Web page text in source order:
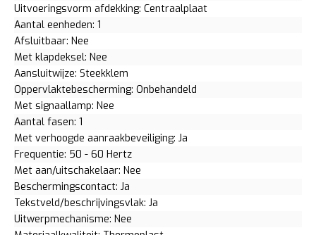
Uitvoeringsvorm afdekking: Centraalplaat
Aantal eenheden: 1
Afsluitbaar: Nee
Met klapdeksel: Nee
Aansluitwijze: Steekklem
Oppervlaktebescherming: Onbehandeld
Met signaallamp: Nee
Aantal fasen: 1
Met verhoogde aanraakbeveiliging: Ja
Frequentie: 50 - 60 Hertz
Met aan/uitschakelaar: Nee
Beschermingscontact: Ja
Tekstveld/beschrijvingsvlak: Ja
Uitwerpmechanisme: Nee